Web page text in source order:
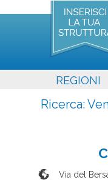
REGIONI
Ricerca:
Via del